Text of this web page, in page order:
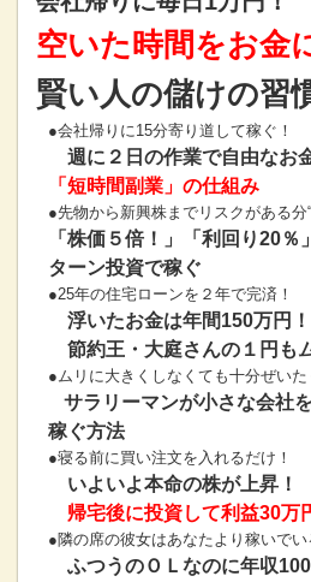
空いた時間をお金
賢い人の儲けの習
●会社帰りに15分寄り道して稼ぐ！
週に２日の作業で自由なお
「短時間副業」の仕組み
●先物から新興株までリスクがある分
「株価５倍！」「利回り20％
ターン投資で稼ぐ
●25年の住宅ローンを２年で完済！
浮いたお金は年間150万円！
節約王・大庭さんの１円も
●ムリに大きくしなくても十分ぜい
サラリーマンが小さな会社
稼ぐ方法
●寝る前に買い注文を入れるだけ！
いよいよ本命の株が上昇！
帰宅後に投資して利益30万
●隣の席の彼女はあなたより稼いでい
ふつうのＯＬなのに年収